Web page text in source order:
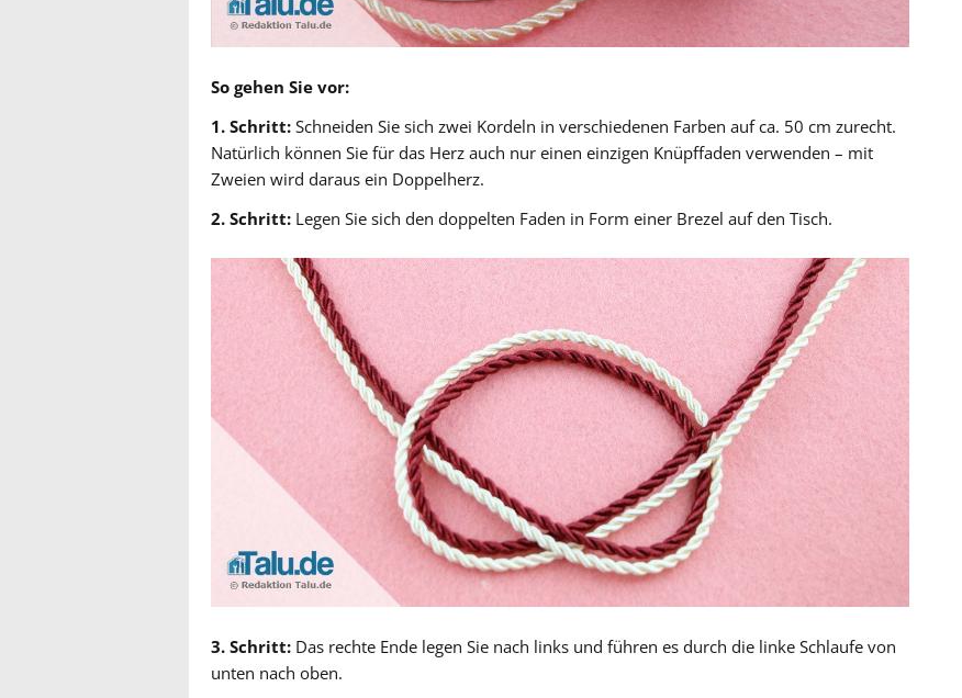
So gehen Sie vor:
1. Schritt: Schneiden Sie sich zwei Kordeln in verschiedenen Farben auf ca. 50 cm zurecht.
Natürlich können Sie für das Herz auch nur einen einzigen Knüpffaden verwenden – mit
Zweien wird daraus ein Doppelherz.
2. Schritt: Legen Sie sich den doppelten Faden in Form einer Brezel auf den Tisch.
3. Schritt: Das rechte Ende legen Sie nach links und führen es durch die linke Schlaufe von
unten nach oben.